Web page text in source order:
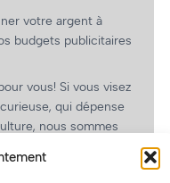
votre argent à
budgets publicitaires
vous! Si vous visez
qui dépense
nous sommes